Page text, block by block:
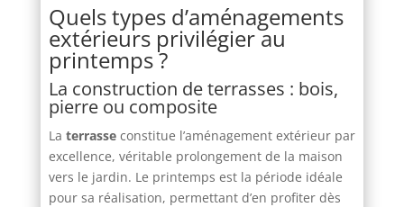
Quels types d’aménagements
extérieurs privilégier au
printemps ?
La construction de terrasses : bois,
pierre ou composite
La terrasseconstitue l’aménagement extérieur par
excellence, véritable prolongement de la maison
vers le jardin. Le printemps est la période idéale
pour sa réalisation, permettant d’en profiter dès